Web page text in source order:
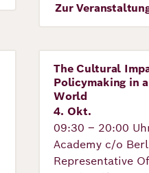
Zur
Veranstaltung
The Cultural
Policymaking in
World
4. Okt.
09:30 – 20:00
Academy c/o
Representative